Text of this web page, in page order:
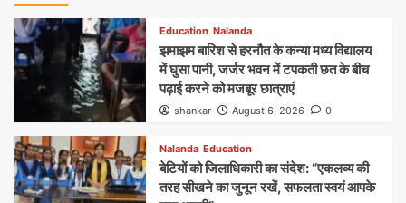
Education Nalanda
झमाझम बारिश से हरनौत के कन्या मध्य विद्यालय
में घुसा पानी, जर्जर भवन में टपकती छत के बीच
पढ़ाई करने को मजबूर छात्राएं
shankar August 6, 2026 0
Nalanda Education
बेटियों को जिलाधिकारी का संदेश: “एकलव्य की
तरह सीखने का जुनून रखें, सफलता स्वयं आपके